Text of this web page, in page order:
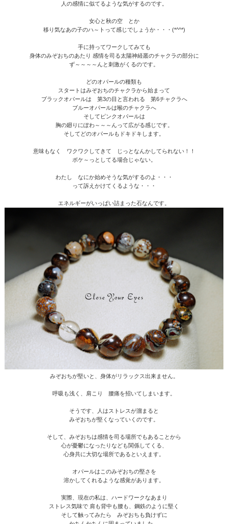
人の感情に似てるような気がするのです。
女心と秋の空 とか
移り気なあの子のハ～トって感じでしょうか・・・(*^^*)
手に持ってワークしてみても
身体のみぞおちのあたり 感情を司る太陽神経叢のチャクラの部分に
ず～～～～んと刺激がくるのです。
どのオパールの種類も
スタートはみぞおちのチャクラから始まって
ブラックオパールは 第3の目と言われる 第6チャクラへ
ブルーオパールは喉のチャクラへ
そしてピンクオパールは
胸の廻りにぽわ～～～んって広がる感じです。
そしてどのオパールもドキドキします。
意味もなく ワクワクしてきて じっとなんかしてられない！！
ボケ～っとしてる場合じゃない。
わたし なにか始めそうな気がするのよ・・・
って訴えかけてくるような・・・
エネルギーがいっぱい詰まった石なんです。
みぞおちが堅いと、身体がリラックス出来ません。
呼吸も浅く、肩こり 腰痛を招いてしまいます。
そうです、人はストレスが溜まると
みぞおちが堅くなっていくのです。
そして、みぞおちは感情を司る場所でもあることから
心が憂鬱になったりなども関係してくる、
心身共に大切な場所であるといえます。
オパールはこのみぞおちの堅さを
溶かしてくれるような感覚があります。
実際、現在の私は、ハードワークなあまり
ストレス気味で 肩も背中も腰も、鋼鉄のように堅く
そして触ってみたら みぞおちも負けずに